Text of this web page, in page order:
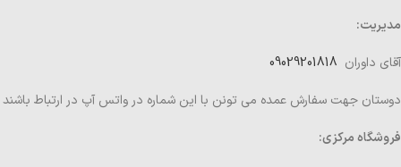
مدیریت:
آقای داوران
دوستان جهت سفارش عمده می تونن با این شماره در واتس آپ در ارتباط باشند
فروشگاه مرکزی: